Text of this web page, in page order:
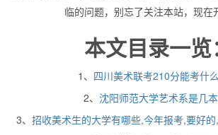
临的问题，别忘了关注本站，现在
本文目录一览
1、 四川美术联考210分能考什
2、 沈阳师范大学艺术系是几
3、 招收美术生的大学有哪些,今年报考,要好